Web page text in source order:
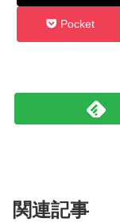
Pocket
関連記事